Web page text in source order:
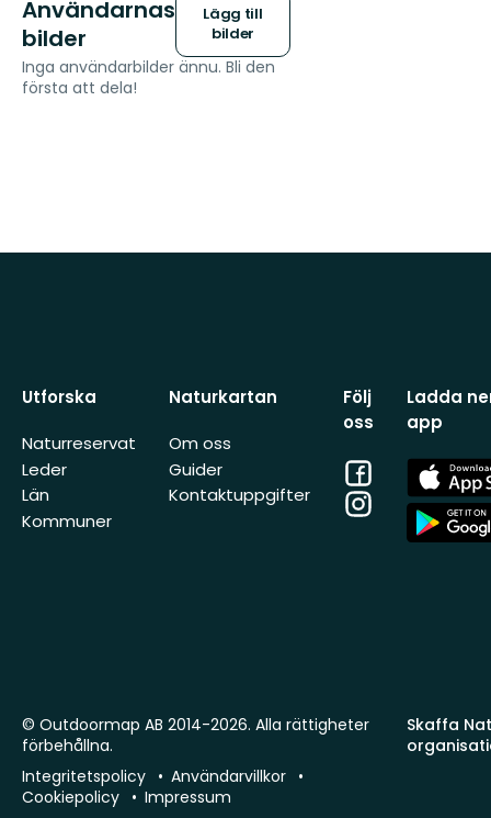
Användarnas
bilder
Lägg till
bilder
Inga användarbilder ännu. Bli den
första att dela!
Utforska
Naturreservat
Leder
Län
Kommuner
Naturkartan
Om oss
Guider
Kontaktuppgifter
Följ
oss
Facebook
Instagram
Ladda
app
App
Store
App
Store
Skaffa
© Outdoormap AB 2014-2026. Alla rättigheter
förbehållna.
Integritetspolicy
Användarvillkor
Cookiepolicy
Impressum